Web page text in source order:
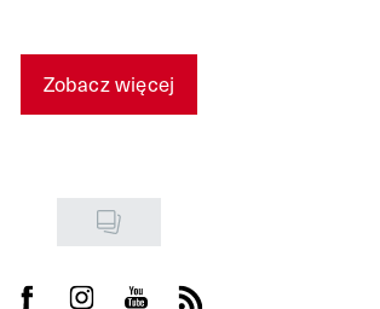
Zobacz więcej
Visit us on Facebook
Visit us on Instagram
Visit us on Youtube
Visit us on Rss